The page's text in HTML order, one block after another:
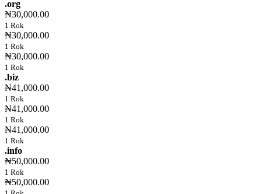
.org
₦30,000.00
1 Rok
₦30,000.00
1 Rok
₦30,000.00
1 Rok
.biz
₦41,000.00
1 Rok
₦41,000.00
1 Rok
₦41,000.00
1 Rok
.info
₦50,000.00
1 Rok
₦50,000.00